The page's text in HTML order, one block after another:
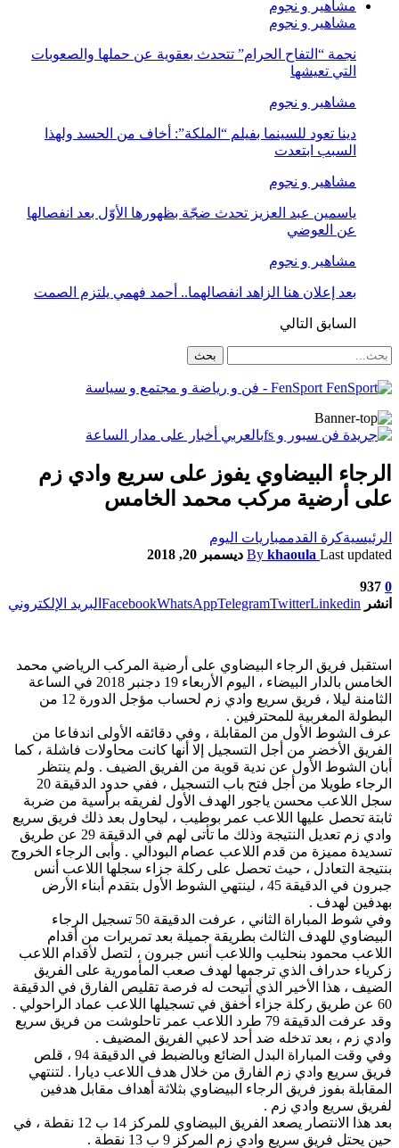
مشاهير و نجوم
مشاهير و نجوم
نجمة “التفاح الحرام” تتحدث بعقوية عن حملها والصعوبات
التي تعيشها
مشاهير و نجوم
دينا تعود للسينما بفيلم “الملكة”: أخاف من الحسد ولهذا
السبب ابتعدت
مشاهير و نجوم
ياسمين عبد العزيز تحدث ضجّة بظهورها الأوّل بعد انفصالها
عن العوضي
مشاهير و نجوم
بعد إعلان هنا الزاهد انفصالهما.. أحمد فهمي يلتزم الصمت
السابق التالي
FenSport - فن و رياضة و مجتمع و سياسة
الرجاء البيضاوي يفوز على سريع وادي زم
على أرضية مركب محمد الخامس
الرئيسيةكرة القدممباريات اليوم
By khaoula Last updated ديسمبر 20, 2018
0
937
انشر
FacebookWhatsAppTelegramTwitterLinkedin البريد الإلكتروني
استقبل فريق الرجاء البيضاوي على أرضية المركب الرياضي محمد
الخامس بالدار البيضاء ، اليوم الأربعاء 19 دجنبر 2018 في الساعة
الثامنة ليلا ، فريق سريع وادي زم لحساب مؤجل الدورة 12 من
البطولة المغربية للمحترفين .
عرف الشوط الأول من المقابلة ، وفي دقائقه الأولى اندفاعا من
الفريق الأخضر من أجل التسجيل إلا أنها كانت محاولات فاشلة ، كما
أبان الشوط الأول عن ندية قوية من الفريق الضيف . ولم ينتظر
الرجاء طويلا من أجل فتح باب التسجيل ، ففي حدود الدقيقة 20
سجل اللاعب محسن ياجور الهدف الأول لفريقه برأسية من ضربة
ثابتة تحصل عليها اللاعب عمر بوطيب ، ليحاول بعد ذلك فريق سريع
وادي زم تعديل النتيجة وذلك ما تأتى لهم في الدقيقة 29 عن طريق
تسديدة مميزة من قدم اللاعب عصام البودالي . وأبى الرجاء الخروج
بنتيجة التعادل ، حيث تحصل على ركلة جزاء سجلها اللاعب أنس
جبرون في الدقيقة 45 ، لينتهي الشوط الأول بتقدم أبناء الأرض
بهدفين لهدف .
وفي شوط المباراة الثاني ، عرفت الدقيقة 50 تسجيل الرجاء
البيضاوي للهدف الثالث بطريقة جميلة بعد تمريرات من أقدام
اللاعب محمود بنحليب واللاعب أنس جبرون ، لتصل لأقدام اللاعب
زكرياء حدراف الذي ترجمها لهدف صعب المأمورية على الفريق
الضيف ، هذا الأخير الذي أتيحت له فرصة تقليص الفارق في الدقيقة
60 عن طريق ركلة جزاء أخفق في تسجيلها اللاعب عماد الراحولي .
وقد عرفت الدقيقة 79 طرد اللاعب عمر تاحلوشت من فريق سريع
وادي زم ، بعد تدخله ضد أحد لاعبي الفريق المضيف .
وفي وقت المباراة البدل الضائع وبالضبط في الدقيقة 94 ، قلص
فريق سريع وادي زم الفارق من خلال هدف اللاعب ديارا . لتنتهي
المقابلة بفوز فريق الرجاء البيضاوي بثلاثة أهداف مقابل هدفين
لفريق سريع وادي زم .
بعد هذا الانتصار يصعد الفريق البيضاوي للمركز 14 ب 12 نقطة ، في
حين يحتل فريق سريع وادي زم المركز 9 ب 13 نقطة .